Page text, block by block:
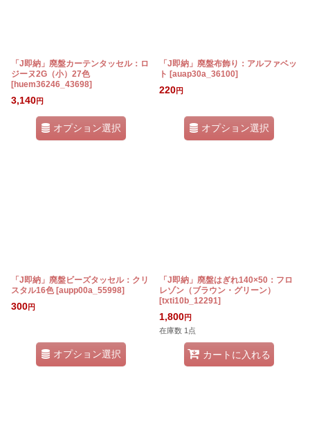
「J即納」廃盤カーテンタッセル：ロ
ジーヌ2G（小）27色
[huem36246_43698]
3,140円
オプション選択
「J即納」廃盤布飾り：アルファベッ
ト [auap30a_36100]
220円
オプション選択
「J即納」廃盤ビーズタッセル：クリ
スタル16色 [aupp00a_55998]
300円
オプション選択
「J即納」廃盤はぎれ140×50：フロ
レゾン（ブラウン・グリーン）
[txti10b_12291]
1,800円
在庫数 1点
カートに入れる